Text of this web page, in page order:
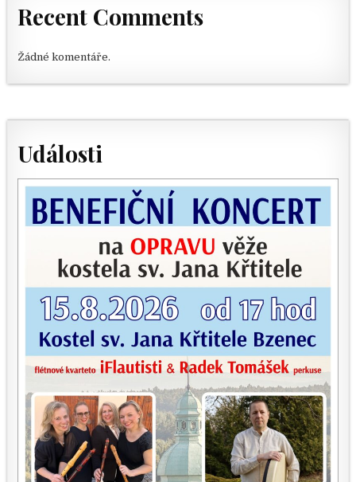
Recent Comments
Žádné komentáře.
Události